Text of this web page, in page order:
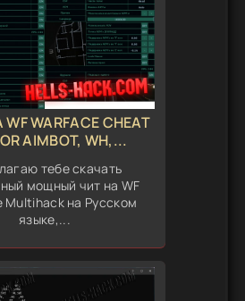
WARFACE CHEAT
AIMBOT, WH,...
тебе скачать
мощный чит на WF
Multihack на Русском
языке,...